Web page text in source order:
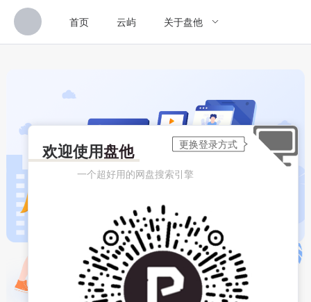
首页 云屿 关于盘他
欢迎使用盘他
一个超好用的网盘搜索引擎